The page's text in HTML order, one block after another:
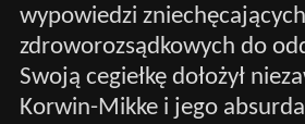
wypowiedzi
zdroworozsądkowych do
Swoją cegiełkę dołożył
Korwin-Mikke i jego